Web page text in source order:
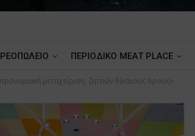
ΠΕΡΙΟΔΙΚΟ ΜΕΑΤ PLACE
μεταχείριση, ζητούν δίκαιους όρους»